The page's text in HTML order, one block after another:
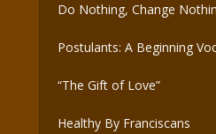
Do Nothing, Change
Postulants: A Beginning
“The Gift of Love”
Healthy By Franciscans